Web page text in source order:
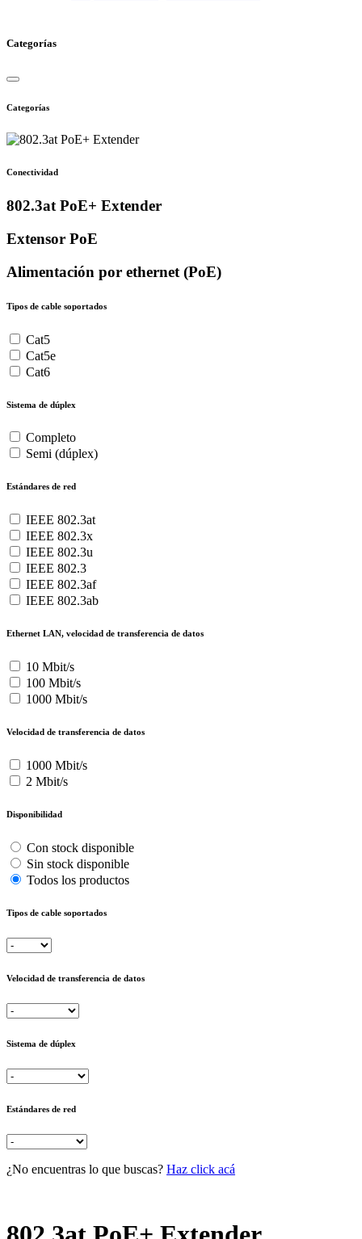
Categorías
Categorías
Conectividad
802.3at PoE+ Extender
Extensor PoE
Alimentación por ethernet (PoE)
Tipos de cable soportados
Cat5
Cat5e
Cat6
Sistema de dúplex
Completo
Semi (dúplex)
Estándares de red
IEEE 802.3at
IEEE 802.3x
IEEE 802.3u
IEEE 802.3
IEEE 802.3af
IEEE 802.3ab
Ethernet LAN, velocidad de transferencia de datos
10 Mbit/s
100 Mbit/s
1000 Mbit/s
Velocidad de transferencia de datos
1000 Mbit/s
2 Mbit/s
Disponibilidad
Con stock disponible
Sin stock disponible
Todos los productos
Tipos de cable soportados
Velocidad de transferencia de datos
Sistema de dúplex
Estándares de red
¿No encuentras lo que buscas? Haz click acá